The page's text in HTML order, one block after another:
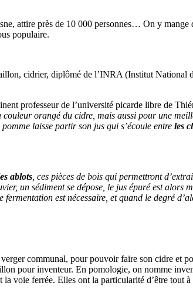
attire près de 10 000 personnes… On y
populaire.
cidrier, diplômé de l’INRA (Institut
professeur de l’université picarde libre de
orangé du cidre, mais aussi pour une
laisse partir son jus qui s’écoule entre les
ablots , ces pièces de bois qui permettront
un sédiment se dépose, le jus épuré est alors
est nécessaire, et quand le degré
communal, pour pouvoir faire son cidre et
pour inventeur. En pomologie, on nomme
voie ferrée. Elles ont la particularité d’être tout